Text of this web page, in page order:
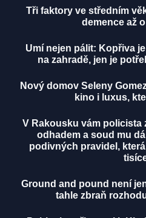
Tři faktory ve středním
demence až
Umí nejen pálit: Kopřiva
na zahradě, jen je
Nový domov Seleny
kino i luxus,
V Rakousku vám
odhadem a soud mu
podivných pravidel,
Ground and pound není
tahle zbraň